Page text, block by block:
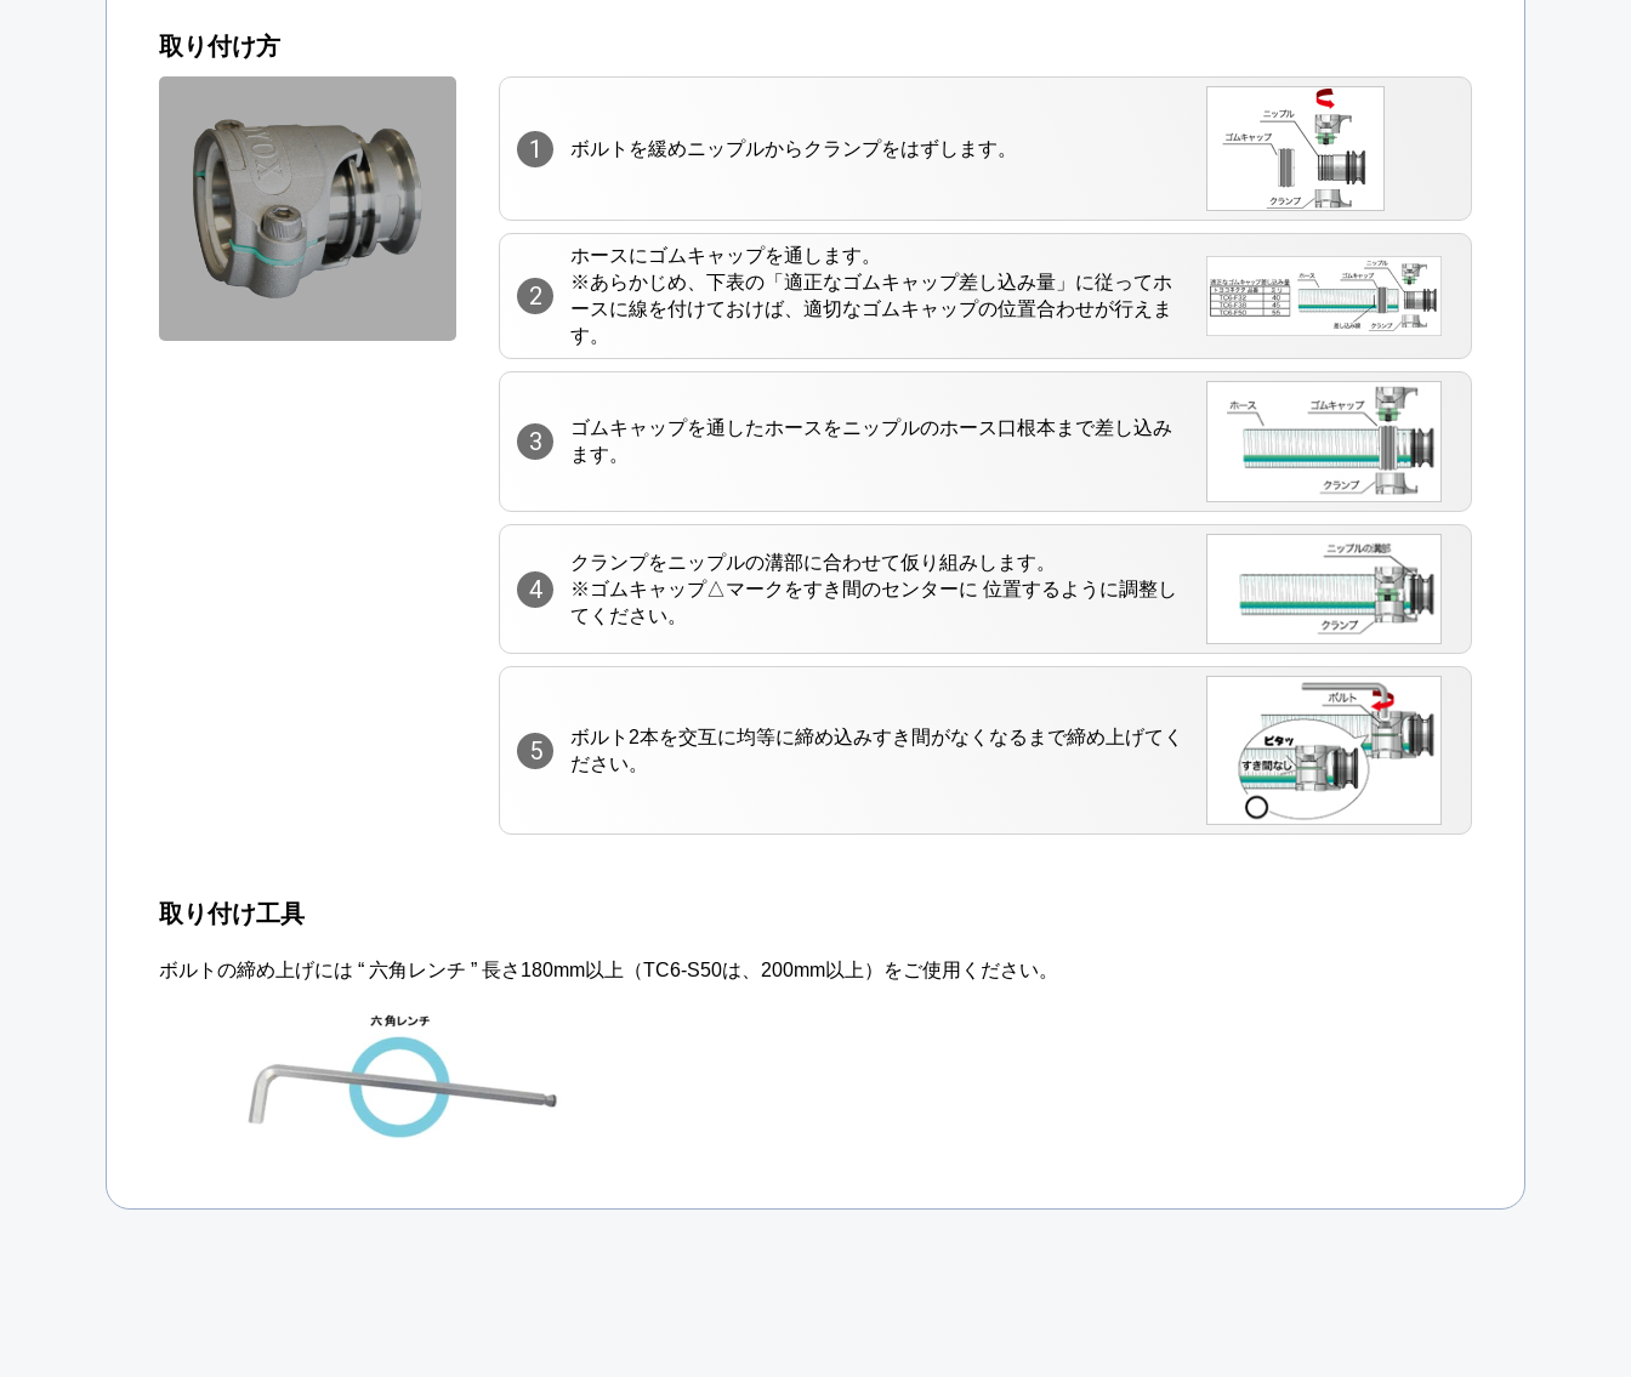
取り付け方
1 ボルトを緩めニップルからクランプをはずします。
2
ホースにゴムキャップを通します。
※あらかじめ、下表の「適正なゴムキャップ差し込み量」に従ってホ
ースに線を付けておけば、適切なゴムキャップの位置合わせが行えま
す。
3
ゴムキャップを通したホースをニップルのホース口根本まで差し込み
ます。
4
クランプをニップルの溝部に合わせて仮り組みします。
※ゴムキャップ△マークをすき間のセンターに 位置するように調整し
てください。
5
ボルト2本を交互に均等に締め込みすき間がなくなるまで締め上げてく
ださい。
取り付け工具
ボルトの締め上げには “ 六角レンチ ” 長さ180mm以上（TC6-S50は、200mm以上）をご使用ください。